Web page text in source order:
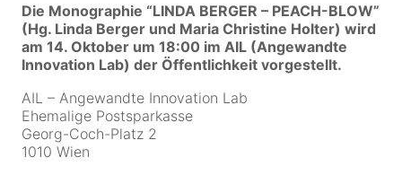
Die Monographie “LINDA BERGER – PEACH-BLOW”
(Hg. Linda Berger und Maria Christine Holter) wird
am 14. Oktober um 18:00 im AIL (Angewandte
Innovation Lab) der Öffentlichkeit vorgestellt.
AIL – Angewandte Innovation Lab
Ehemalige Postsparkasse
Georg-Coch-Platz 2
1010 Wien